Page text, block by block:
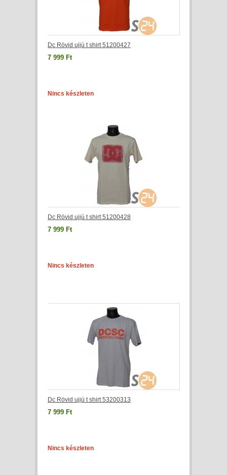
Dc Rövid ujjú t shirt 51200427
7 999 Ft
Nincs készleten
Dc Rövid ujjú t shirt 51200428
7 999 Ft
Nincs készleten
Dc Rövid ujjú t shirt 53200313
7 999 Ft
Nincs készleten